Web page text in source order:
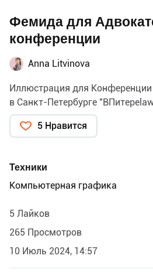
Фемида для
конференции
Anna Litvinova
Иллюстрация для
в Санкт-Петербурге
5 Нравится
Техники
Компьютерная графика
5 Лайков
265 Просмотров
10 Июль 2024, 14:57